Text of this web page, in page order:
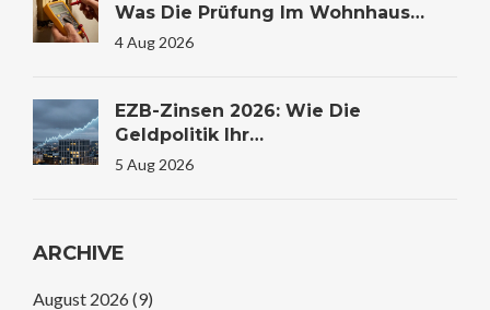
Was Die Prüfung Im Wohnhaus
Wirklich Kostet Und Warum Sie
4 Aug 2026
EZB-Zinsen 2026: Wie Die
Geldpolitik Ihr
Immobilienkaufverhalten
5 Aug 2026
ARCHIVE
August 2026 (9)